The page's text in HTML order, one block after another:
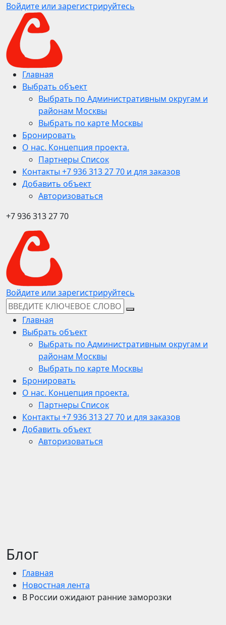
Войдите или зарегистрируйтесь
Главная
Выбрать объект
Выбрать по Административным округам и
районам Москвы
Выбрать по карте Москвы
Бронировать
О нас. Концепция проекта.
Партнеры Список
Контакты +7 936 313 27 70 и для заказов
Добавить объект
Авторизоваться
+7 936 313 27 70
Войдите или зарегистрируйтесь
Главная
Выбрать объект
Выбрать по Административным округам и
районам Москвы
Выбрать по карте Москвы
Бронировать
О нас. Концепция проекта.
Партнеры Список
Контакты +7 936 313 27 70 и для заказов
Добавить объект
Авторизоваться
Блог
Главная
Новостная лента
В России ожидают ранние заморозки